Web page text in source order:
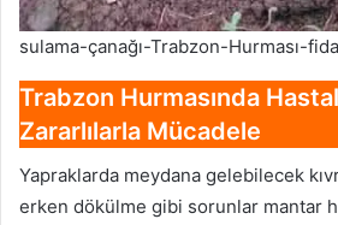
sulama-çanağı-Trabzon-Hurması-
Trabzon Hurmasında
Zararlılarla Mücadele
Yapraklarda meydana gelebilecek
erken dökülme gibi sorunlar mantar